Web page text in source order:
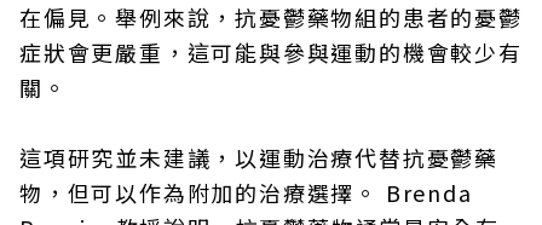
在偏見。舉例來說，抗憂鬱藥物組的患者的憂鬱
症狀會更嚴重，這可能與參與運動的機會較少有
關。
這項研究並未建議，以運動治療代替抗憂鬱藥
物，但可以作為附加的治療選擇。 Brenda